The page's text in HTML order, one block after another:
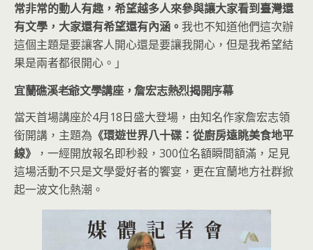
常非常的動人有趣，希望越多人來參與讓大家看到臺灣還
有文學，大家還有希望還有內涵。 我也不知道他們這次辦
這個主題是要讓客人開心還是要讓我開心，但是我希望結
果是兩者都很開心。」
宜蘭礁溪老爺文學講座，詹宏志熱烈揭開序幕
當天首場講座於4月18日盛大登場，由知名作家詹宏志領
銜開講，主題為 《環遊世界八十碟：從廚房遠眺美食地平
線》
，一經開放報名即秒殺，300位名額瞬間額滿，足見
這場活動不只是文學愛好者的饗宴，更在宜蘭地方社群掀
起一波文化熱潮。